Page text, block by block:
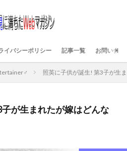
イバシーポリシー 記事一覧 お問い合わ
照英に子供が誕生! 第3子が生
が生まれたが嫁はどんな